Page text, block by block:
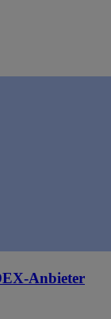
Anbieter